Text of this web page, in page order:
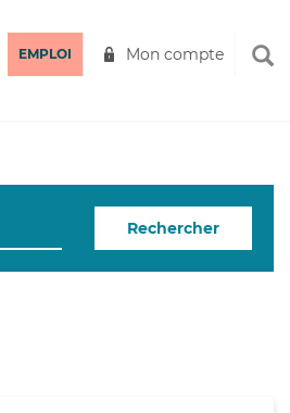
EMPLOI Mon compte
Rechercher